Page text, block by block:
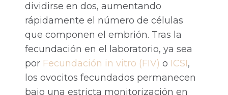
dividirse en dos, aumentando
rápidamente el número de células
que componen el embrión. Tras la
fecundación en el laboratorio, ya sea
por Fecundación in vitro (FIV) o ICSI,
los ovocitos fecundados permanecen
bajo una estricta monitorización en